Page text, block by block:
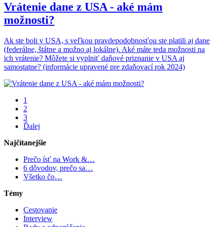
Vrátenie dane z USA - aké mám
možnosti?
Ak ste boli v USA, s veľkou pravdepodobnosťou ste platili aj dane
(federálne, štátne a možno aj lokálne). Aké máte teda možnosti na
ich vrátenie? Môžete si vyplniť daňové priznanie v USA aj
samostatne? (informácie upravené pre zdaňovací rok 2024)
1
2
3
Ďalej
Najčítanejšie
Prečo ísť na Work &…
6 dôvodov, prečo sa…
Všetko čo…
Témy
Cestovanie
Interview